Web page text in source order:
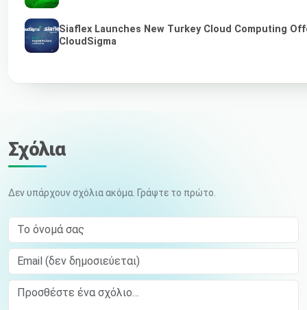
Siaflex Launches New Turkey Cloud Computing
CloudSigma
Σχόλια
Δεν υπάρχουν σχόλια ακόμα. Γράψτε το πρώτο.
Το όνομά σας
Email (δεν δημοσιεύεται)
Comment